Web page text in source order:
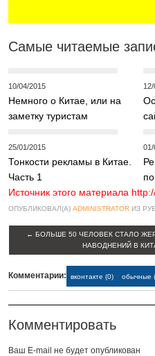
Самые читаемые
10/04/2015
Немного о Китае, или на
заметку туристам
25/01/2015
Тонкости рекламы в Китае.
Часть 1
01/
Источник этого материала
ОПУБЛИКОВАЛ(А) ADMINISTRATOR ИЗ
← БОЛЬШЕ 50 ЧЕЛОВЕК СТАЛО
НАВОДНЕНИЙ В
Комментарии: вконтакте (0) обычные
Комментировать
Baш E-mail не будет опубликован